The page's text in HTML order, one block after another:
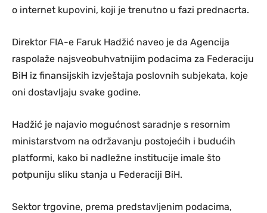
o internet kupovini, koji je trenutno u fazi prednacrta.
Direktor FIA-e Faruk Hadžić naveo je da Agencija
raspolaže najsveobuhvatnijim podacima za Federaciju
BiH iz finansijskih izvještaja poslovnih subjekata, koje
oni dostavljaju svake godine.
Hadžić je najavio mogućnost saradnje s resornim
ministarstvom na održavanju postojećih i budućih
platformi, kako bi nadležne institucije imale što
potpuniju sliku stanja u Federaciji BiH.
Sektor trgovine, prema predstavljenim podacima,